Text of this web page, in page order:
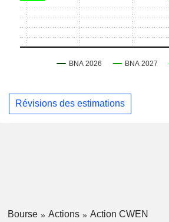
Révisions des estimations
Bourse Actions Action CWEN